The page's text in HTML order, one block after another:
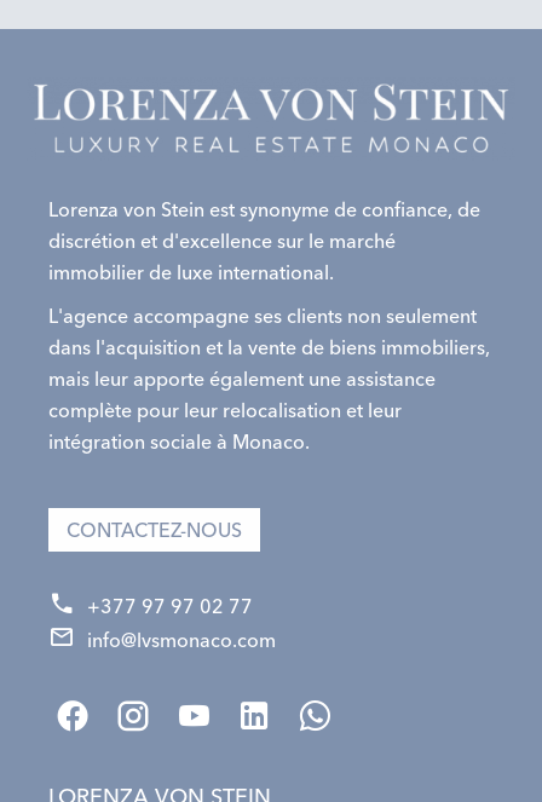
Lorenza von Stein est synonyme de confiance, de
discrétion et d'excellence sur le marché
immobilier de luxe international.
L'agence accompagne ses clients non seulement
dans l'acquisition et la vente de biens immobiliers,
mais leur apporte également une assistance
complète pour leur relocalisation et leur
intégration sociale à Monaco.
CONTACTEZ-NOUS
+377 97 97 02 77
info@lvsmonaco.com